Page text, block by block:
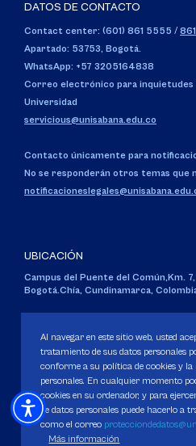
DATOS DE CONTACTO
Contact center: (601) 861 5555 /
Apartado: 53753, Bogotá.
WhatsApp: +57 3205164838
Correo electrónico para inquietudes
Universidad
servicious@unisabana.edu.co
Contacto únicamente para
No se responderán otros temas que
UBICACIÓN
Campus del Puente del Común,Km.
Bogotá.Chía, Cundinamarca,
Personería Jurídica:Resolución 130 del
Ministerio de Educación Nacional.
Política de Protección de datos
Al navegar en este sitio web, usted
tratamiento de sus datos personales
conforme a su política de cookies y
personales. En cualquier momento
cookies en su ordenador, y para
de datos personales puede hacerlo a
como el correo
Más información